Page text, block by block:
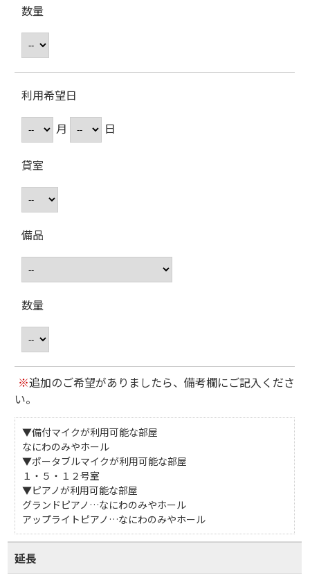
数量
利用希望日
月
日
貸室
備品
数量
※追加のご希望がありましたら、備考欄にご記入くださ
い。
▼備付マイクが利用可能な部屋
なにわのみやホール
▼ポータブルマイクが利用可能な部屋
１・５・１２号室
▼ピアノが利用可能な部屋
グランドピアノ…なにわのみやホール
アップライトピアノ…なにわのみやホール
延長